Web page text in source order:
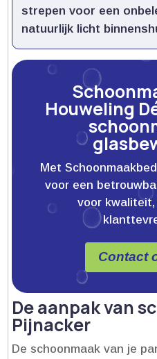
strepen voor een
natuurlijk licht
Houweling
Met
voor een
voor
Contact
De aanpak van
Pijnacker
De schoonmaak van je